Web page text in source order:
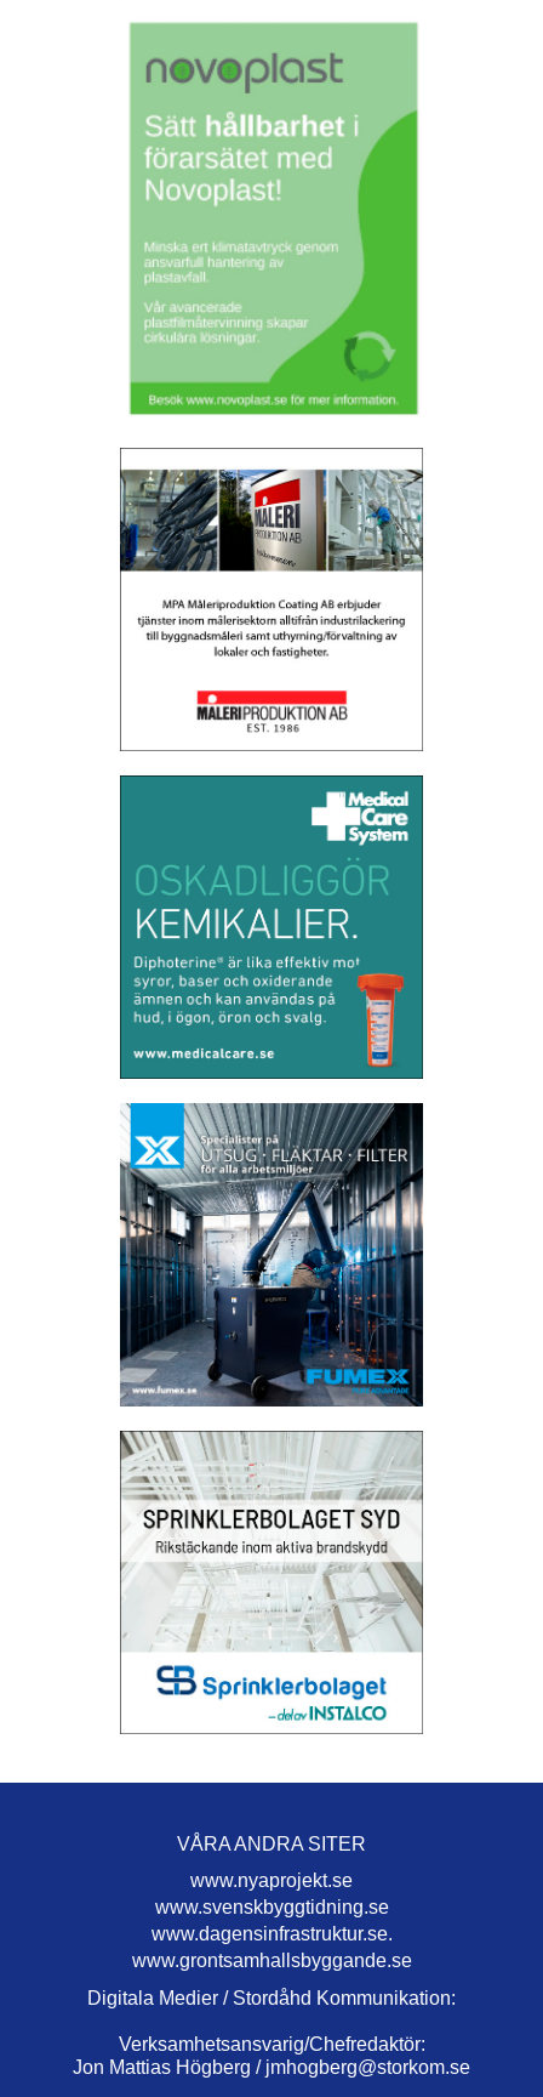
VÅRA ANDRA SITER
www.nyaprojekt.se
www.svenskbyggtidning.se
www.dagensinfrastruktur.se.
www.grontsamhallsbyggande.se
Digitala Medier / Stordåhd Kommunikation:
Verksamhetsansvarig/Chefredaktör:
Jon Mattias Högberg / jmhogberg@storkom.se